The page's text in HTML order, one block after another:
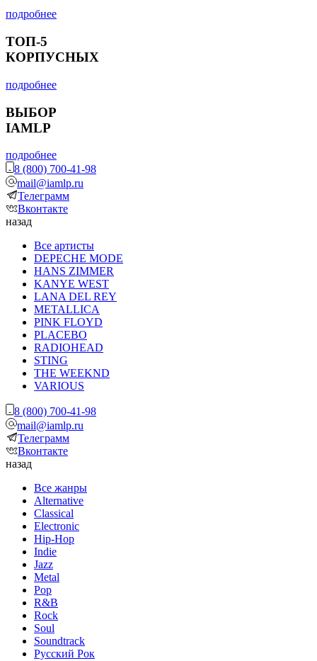
подробнее
ТОП-5
КОРПУСНЫХ
подробнее
ВЫБОР
IAMLP
подробнее
8 (800) 700-41-98
mail@iamlp.ru
Телеграмм
Вконтакте
назад
Все артисты
DEPECHE MODE
HANS ZIMMER
KANYE WEST
LANA DEL REY
METALLICA
PINK FLOYD
PLACEBO
RADIOHEAD
STING
THE WEEKND
VARIOUS
8 (800) 700-41-98
mail@iamlp.ru
Телеграмм
Вконтакте
назад
Все жанры
Alternative
Classical
Electronic
Hip-Hop
Indie
Jazz
Metal
Pop
R&B
Rock
Soul
Soundtrack
Русский Рок